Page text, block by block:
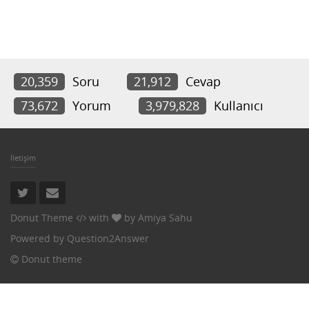
20,359 Soru 21,912
Cevap
73,672
Yorum 3,979,828 Kullanıcı
İletişim
Donut Theme with by Amiya Sahu
Powered by Question2Answer
Donut theme